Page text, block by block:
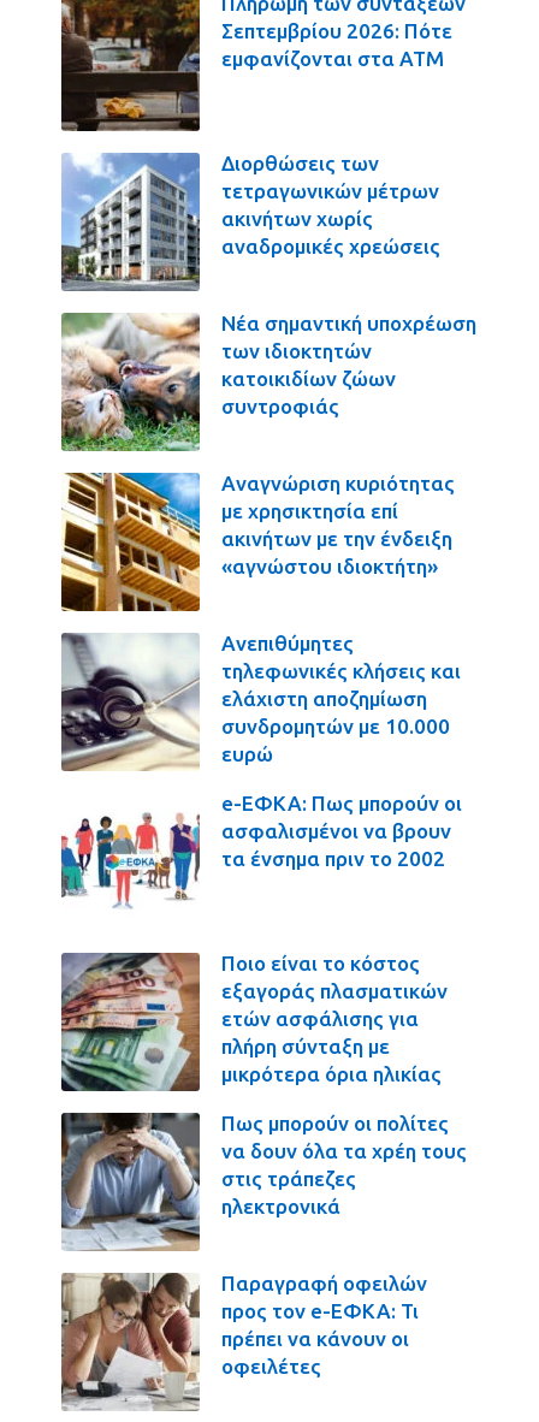
Σεπτεμβρίου 2026: Πότε
εμφανίζονται στα ΑΤΜ
Διορθώσεις των
τετραγωνικών μέτρων
ακινήτων χωρίς
αναδρομικές χρεώσεις
Νέα σημαντική υποχρέωση
των ιδιοκτητών
κατοικιδίων ζώων
συντροφιάς
Αναγνώριση κυριότητας
με χρησικτησία επί
ακινήτων με την ένδειξη
«αγνώστου ιδιοκτήτη»
Ανεπιθύμητες
τηλεφωνικές κλήσεις και
ελάχιστη αποζημίωση
συνδρομητών με 10.000
ευρώ
e-ΕΦΚΑ: Πως μπορούν οι
ασφαλισμένοι να βρουν
τα ένσημα πριν το 2002
Ποιο είναι το κόστος
εξαγοράς πλασματικών
ετών ασφάλισης για
πλήρη σύνταξη με
μικρότερα όρια ηλικίας
Πως μπορούν οι πολίτες
να δουν όλα τα χρέη τους
στις τράπεζες
ηλεκτρονικά
Παραγραφή οφειλών
προς τον e-ΕΦΚΑ: Τι
πρέπει να κάνουν οι
οφειλέτες